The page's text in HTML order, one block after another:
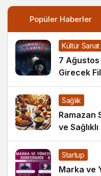
Popüler Haberler
Kültür Sanat
7
Girecek
Sağlık
Ramazan
ve
Startup
Marka ve